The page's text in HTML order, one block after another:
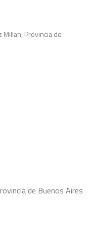
Millan, Provincia de
de Buenos Aires